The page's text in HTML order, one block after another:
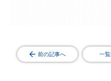
前の記事へ 一